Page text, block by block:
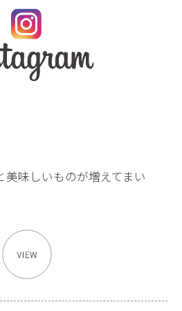
美味しいものが増えてまい